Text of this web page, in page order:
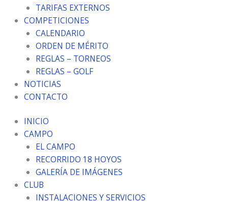
TARIFAS EXTERNOS
COMPETICIONES
CALENDARIO
ORDEN DE MÉRITO
REGLAS – TORNEOS
REGLAS – GOLF
NOTICIAS
CONTACTO
INICIO
CAMPO
EL CAMPO
RECORRIDO 18 HOYOS
GALERÍA DE IMÁGENES
CLUB
INSTALACIONES Y SERVICIOS